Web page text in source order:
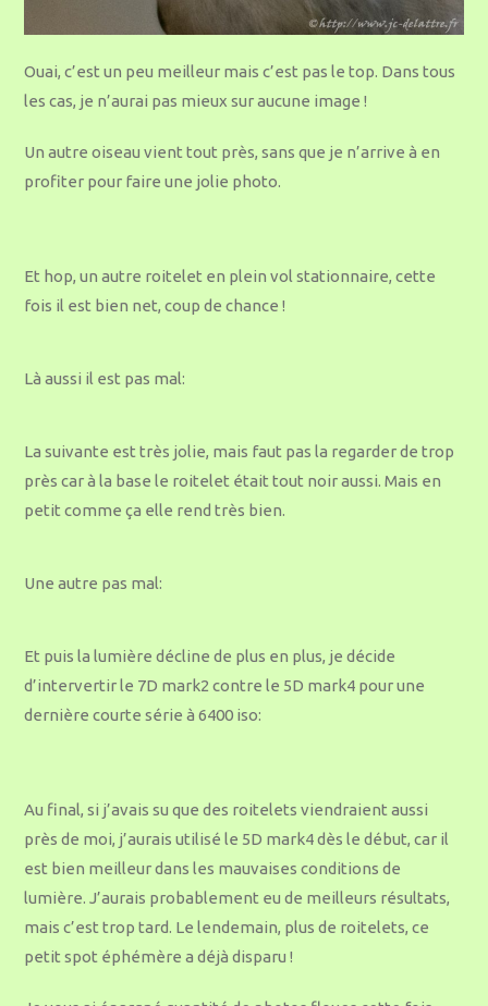
Ouai, c’est un peu meilleur mais c’est pas le top. Dans tous
les cas, je n’aurai pas mieux sur aucune image !
Un autre oiseau vient tout près, sans que je n’arrive à en
profiter pour faire une jolie photo.
Et hop, un autre roitelet en plein vol stationnaire, cette
fois il est bien net, coup de chance !
Là aussi il est pas mal:
La suivante est très jolie, mais faut pas la regarder de trop
près car à la base le roitelet était tout noir aussi. Mais en
petit comme ça elle rend très bien.
Une autre pas mal:
Et puis la lumière décline de plus en plus, je décide
d’intervertir le 7D mark2 contre le 5D mark4 pour une
dernière courte série à 6400 iso:
Au final, si j’avais su que des roitelets viendraient aussi
près de moi, j’aurais utilisé le 5D mark4 dès le début, car il
est bien meilleur dans les mauvaises conditions de
lumière. J’aurais probablement eu de meilleurs résultats,
mais c’est trop tard. Le lendemain, plus de roitelets, ce
petit spot éphémère a déjà disparu !